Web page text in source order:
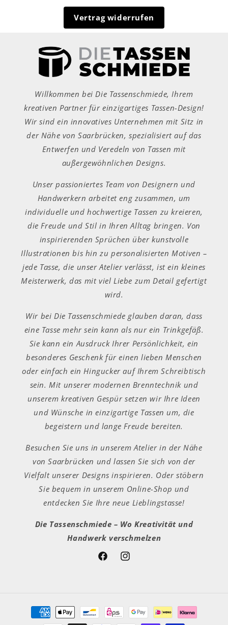
Vertrag widerrufen
Willkommen bei Die Tassenschmiede, Ihrem
kreativen Partner für einzigartiges Tassen-Design!
Wir sind ein innovatives Unternehmen mit Sitz in
der Nähe von Saarbrücken, spezialisiert auf das
Entwerfen und Veredeln von Tassen mit
außergewöhnlichen Designs.
Unser passioniertes Team von Designern und
Handwerkern arbeitet eng zusammen, um
individuelle und hochwertige Tassen zu kreieren,
die Freude und Stil in Ihren Alltag bringen. Von
inspirierenden Sprüchen über kunstvolle
Illustrationen bis hin zu personalisierten Motiven –
jede Tasse, die unser Atelier verlässt, ist ein kleines
Meisterwerk, das mit viel Liebe zum Detail gefertigt
wird.
Wir bei Die Tassenschmiede glauben daran, dass
eine Tasse mehr sein kann als nur ein Trinkgefäß.
Sie kann ein Ausdruck Ihrer Persönlichkeit, ein
besonderes Geschenk für einen lieben Menschen
oder einfach ein Hingucker auf Ihrem Schreibtisch
sein. Mit unserer modernen Brenntechnik und
unserem kreativen Gespür setzen wir Ihre Ideen
und Wünsche in einzigartige Tassen um, die
begeistern und lange Freude bereiten.
Besuchen Sie uns in unserem Atelier in der Nähe
von Saarbrücken und lassen Sie sich von der
Vielfalt unserer Designs inspirieren. Oder stöbern
Sie bequem in unserem Online-Shop und
entdecken Sie Ihre neue Lieblingstasse!
Die Tassenschmiede – Wo Kreativität und
Handwerk verschmelzen
FacebookInstagram
Zahlungsmethoden